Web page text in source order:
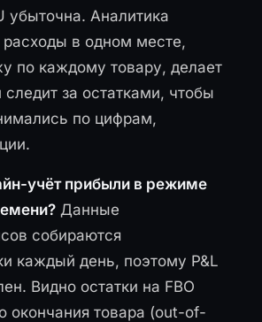
убыточна. Аналитика
расходы в одном месте,
по каждому товару, делает
следит за остатками, чтобы
по цифрам,
учёт прибыли в режиме
Данные
собираются
каждый день, поэтому P&L
Видно остатки на FBO
окончания товара (out-of-